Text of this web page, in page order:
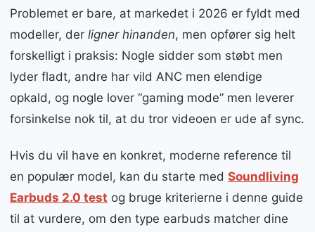
Problemet er bare, at markedet i 2026 er fyldt med
modeller, der ligner hinanden, men opfører sig helt
forskelligt i praksis: Nogle sidder som støbt men
lyder fladt, andre har vild ANC men elendige
opkald, og nogle lover “gaming mode” men leverer
forsinkelse nok til, at du tror videoen er ude af sync.
Hvis du vil have en konkret, moderne reference til
en populær model, kan du starte med Soundliving
Earbuds 2.0 test og bruge kriterierne i denne guide
til at vurdere, om den type earbuds matcher dine